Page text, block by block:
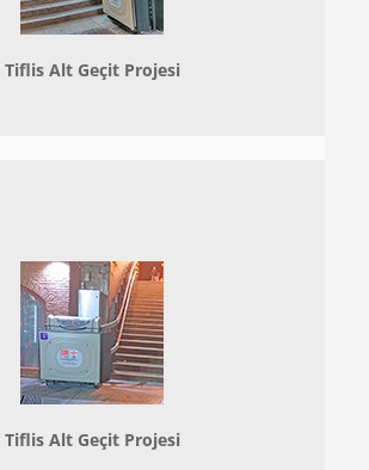
Tiflis Alt Geçit Projesi
Tiflis Alt Geçit Projesi